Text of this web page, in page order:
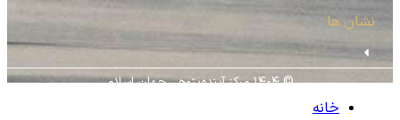
نشان ها
© ۱۴۰۴ مرکز آینده‌پژوهی جهان اسلام
خانه